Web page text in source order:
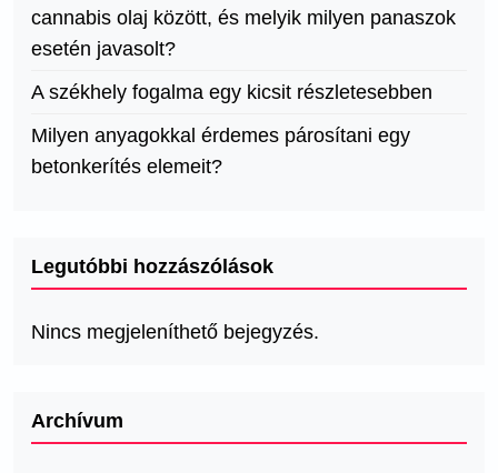
cannabis olaj között, és melyik milyen panaszok
esetén javasolt?
A székhely fogalma egy kicsit részletesebben
Milyen anyagokkal érdemes párosítani egy
betonkerítés elemeit?
Legutóbbi hozzászólások
Nincs megjeleníthető bejegyzés.
Archívum